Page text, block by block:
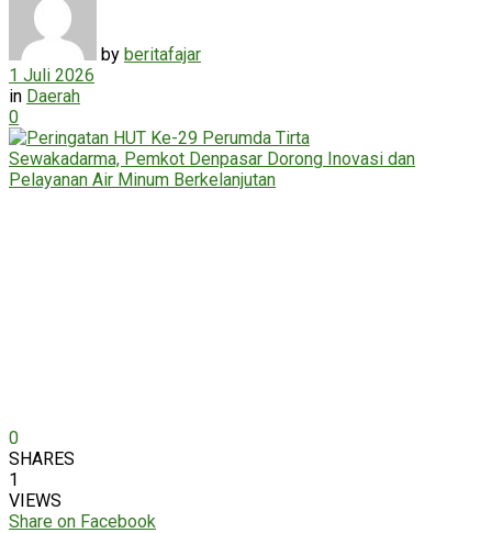
by beritafajar
1 Juli 2026
in Daerah
0
0
SHARES
1
VIEWS
Share on Facebook